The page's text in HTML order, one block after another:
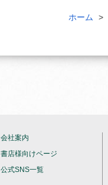
ホーム
会社案内
書店様向けページ
公式SNS一覧